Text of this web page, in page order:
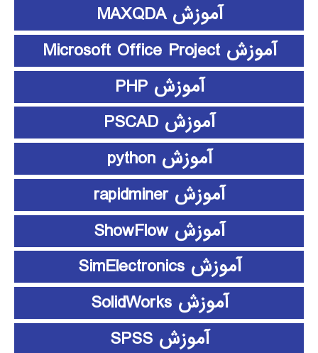
آموزش MAXQDA
آموزش Microsoft Office Project
آموزش PHP
آموزش PSCAD
آموزش python
آموزش rapidminer
آموزش ShowFlow
آموزش SimElectronics
آموزش SolidWorks
آموزش SPSS